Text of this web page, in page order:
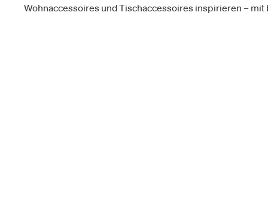
Wohnaccessoires und Tischaccessoires inspirieren – mit